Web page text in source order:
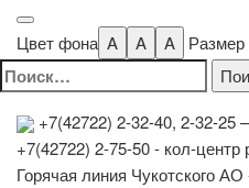
Цвет фона A A A
Найти:
+7(42722) 2-32-40, 2-32-25
+7(42722) 2-75-50 - кол-центр
Горячая линия Чукотского АО